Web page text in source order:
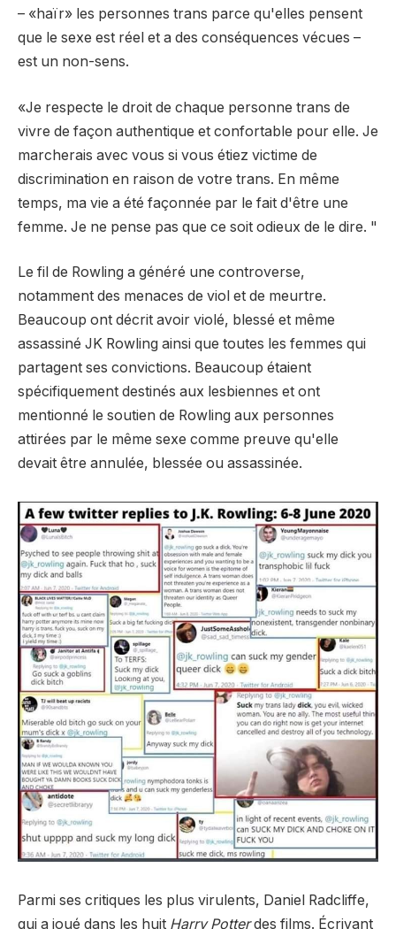
– «haïr» les personnes trans parce qu'elles pensent
que le sexe est réel et a des conséquences vécues –
est un non-sens.
«Je respecte le droit de chaque personne trans de
vivre de façon authentique et confortable pour elle. Je
marcherais avec vous si vous étiez victime de
discrimination en raison de votre trans. En même
temps, ma vie a été façonnée par le fait d'être une
femme. Je ne pense pas que ce soit odieux de le dire. "
Le fil de Rowling a généré une controverse,
notamment des menaces de viol et de meurtre.
Beaucoup ont décrit avoir violé, blessé et même
assassiné JK Rowling ainsi que toutes les femmes qui
partagent ses convictions. Beaucoup étaient
spécifiquement destinés aux lesbiennes et ont
mentionné le soutien de Rowling aux personnes
attirées par le même sexe comme preuve qu'elle
devait être annulée, blessée ou assassinée.
Parmi ses critiques les plus virulents, Daniel Radcliffe,
qui a joué dans les huit Harry Potterdes films. Écrivant